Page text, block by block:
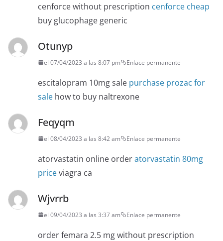
cenforce without prescription cenforce cheap
buy glucophage generic
Otunyp
el 07/04/2023 a las 8:07 pm Enlace permanente
escitalopram 10mg sale purchase prozac for
sale how to buy naltrexone
Feqyqm
el 08/04/2023 a las 8:42 am Enlace permanente
atorvastatin online orderatorvastatin 80mg
priceviagra ca
Wjvrrb
el 09/04/2023 a las 3:37 am Enlace permanente
order femara 2.5 mg without prescription